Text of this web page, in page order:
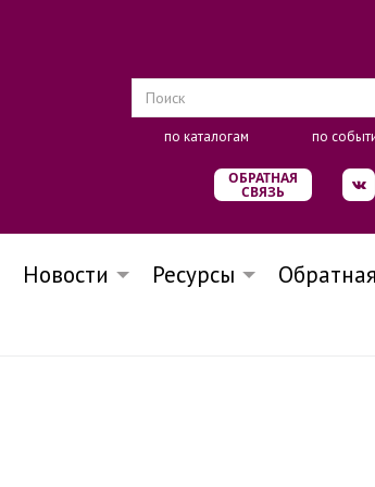
по каталогам по
ОБРАТНАЯ
СВЯЗЬ
Новости Ресурсы